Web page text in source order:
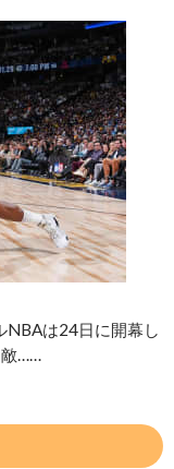
NBAは24日に開幕し
敵……